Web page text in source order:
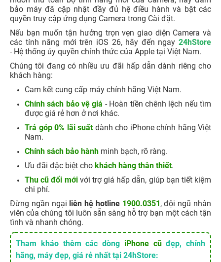
bảo máy đã cập nhật đầy đủ hệ điều hành và bật các
quyền truy cập ứng dụng Camera trong Cài đặt.
Nếu bạn muốn tận hưởng trọn vẹn giao diện Camera và
các tính năng mới trên iOS 26, hãy đến ngay 24hStore
- Hệ thống ủy quyền chính thức của Apple tại Việt Nam.
Chúng tôi đang có nhiều ưu đãi hấp dẫn dành riêng cho
khách hàng:
Cam kết cung cấp máy chính hãng Việt Nam.
Chính sách bảo vệ giá - Hoàn tiền chênh lệch nếu tìm
được giá rẻ hơn ở nơi khác.
Trả góp 0% lãi suấtdành cho iPhone chính hãng Việt
Nam.
Chính sách bảo hành minh bạch, rõ ràng.
Ưu đãi đặc biệt cho khách hàng thân thiết.
Thu cũ đổi mới với trợ giá hấp dẫn, giúp bạn tiết kiệm
chi phí.
Đừng ngần ngại liên hệ hotline 1900.0351, đội ngũ nhân
viên của chúng tôi luôn sẵn sàng hỗ trợ bạn một cách tận
tình và nhanh chóng.
Tham khảo thêm các dòng iPhone cũđẹp, chính
hãng, máy đẹp, giá rẻ nhất tại 24hStore: